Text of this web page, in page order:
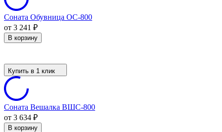
Соната Обувница ОС-800
от 3 241 ₽
В корзину
Купить в 1 клик
Соната Вешалка ВШС-800
от 3 634 ₽
В корзину